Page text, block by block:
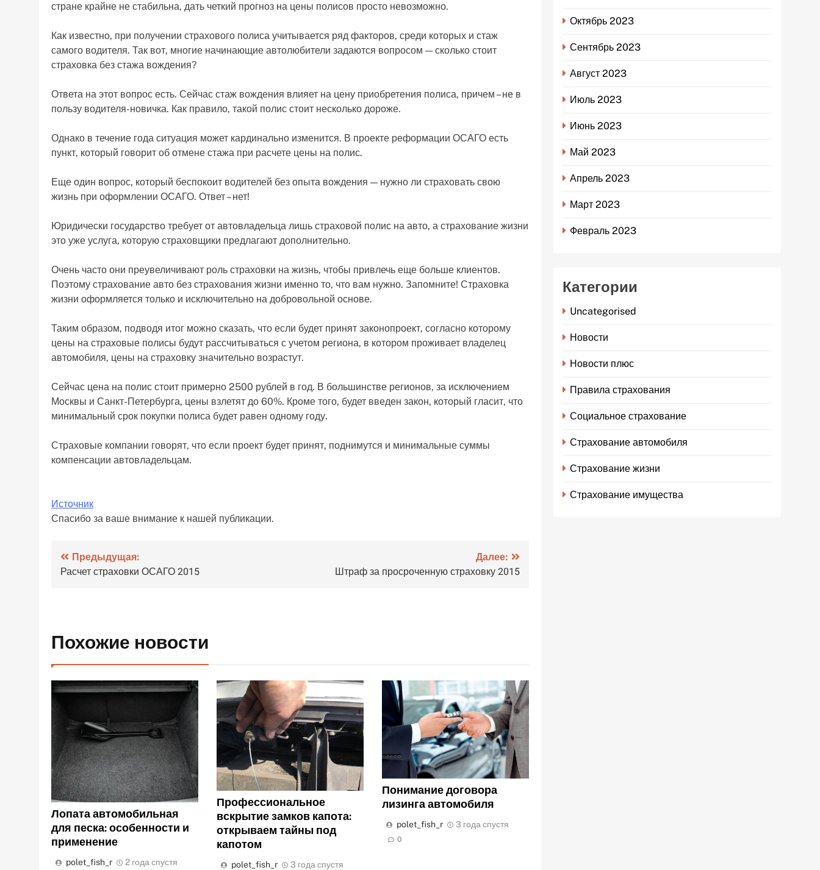
стране крайне не стабильна, дать четкий прогноз на цены полисов просто невозможно.
Как известно, при получении страхового полиса учитывается ряд факторов, среди которых и стаж
самого водителя. Так вот, многие начинающие автолюбители задаются вопросом — сколько стоит
страховка без стажа вождения?
Ответа на этот вопрос есть. Сейчас стаж вождения влияет на цену приобретения полиса, причем – не в
пользу водителя-новичка. Как правило, такой полис стоит несколько дороже.
Однако в течение года ситуация может кардинально изменится. В проекте реформации ОСАГО есть
пункт, который говорит об отмене стажа при расчете цены на полис.
Еще один вопрос, который беспокоит водителей без опыта вождения — нужно ли страховать свою
жизнь при оформлении ОСАГО. Ответ – нет!
Юридически государство требует от автовладельца лишь страховой полис на авто, а страхование жизни
это уже услуга, которую страховщики предлагают дополнительно.
Очень часто они преувеличивают роль страховки на жизнь, чтобы привлечь еще больше клиентов.
Поэтому страхование авто без страхования жизни именно то, что вам нужно. Запомните! Страховка
жизни оформляется только и исключительно на добровольной основе.
Таким образом, подводя итог можно сказать, что если будет принят законопроект, согласно которому
цены на страховые полисы будут рассчитываться с учетом региона, в котором проживает владелец
автомобиля, цены на страховку значительно возрастут.
Сейчас цена на полис стоит примерно 2500 рублей в год. В большинстве регионов, за исключением
Москвы и Санкт-Петербурга, цены взлетят до 60%. Кроме того, будет введен закон, который гласит, что
минимальный срок покупки полиса будет равен одному году.
Страховые компании говорят, что если проект будет принят, поднимутся и минимальные суммы
компенсации автовладельцам.
Источник
Спасибо за ваше внимание к нашей публикации.
Навигация
по
Предыдущая:
Расчет страховки ОСАГО 2015
Далее:
Штраф за просроченную страховку 2015
Похожие новости
Лопата автомобильная
для песка: особенности и
применение
polet_fish_r 2 года спустя
Профессиональное
вскрытие замков капота:
открываем тайны под
капотом
polet_fish_r 3 года спустя
Понимание договора
лизинга автомобиля
polet_fish_r 3 года спустя
0
Октябрь 2023
Сентябрь 2023
Август 2023
Июль 2023
Июнь 2023
Май 2023
Апрель 2023
Март 2023
Февраль 2023
Категории
Uncategorised
Новости
Новости плюс
Правила страхования
Социальное страхование
Страхование автомобиля
Страхование жизни
Страхование имущества